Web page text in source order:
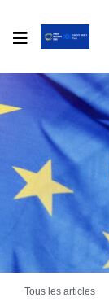
Tous les articles